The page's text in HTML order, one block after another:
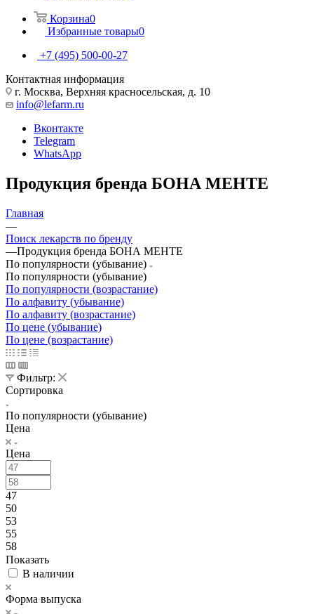
Корзина0
Избранные товары0
+7 (495) 500-00-27
Контактная информация
г. Москва, Верхняя красносельская, д. 10
info@lefarm.ru
Вконтакте
Telegram
WhatsApp
Продукция бренда БОНА МЕНТЕ
Главная
—
Поиск лекарств по бренду
—Продукция бренда БОНА МЕНТЕ
По популярности (убывание)
По популярности (убывание)
По популярности (возрастание)
По алфавиту (убывание)
По алфавиту (возрастание)
По цене (убывание)
По цене (возрастание)
Фильтр:
Сортировка
По популярности (убывание)
Цена
Цена
47
50
53
55
58
Показать
В наличии
Форма выпуска